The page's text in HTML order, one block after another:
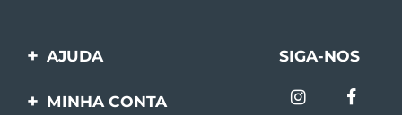
AJUDA
Entre em contato
SIGA-NOS
MINHA CONTA